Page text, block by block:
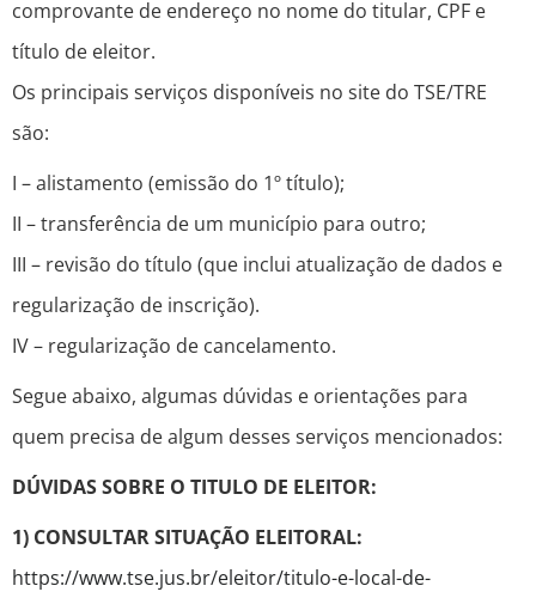
comprovante de endereço no nome do titular, CPF e
título de eleitor.
Os principais serviços disponíveis no site do TSE/TRE
são:
I – alistamento (emissão do 1º título);
II – transferência de um município para outro;
III – revisão do título (que inclui atualização de dados e
regularização de inscrição).
IV – regularização de cancelamento.
Segue abaixo, algumas dúvidas e orientações para
quem precisa de algum desses serviços mencionados:
DÚVIDAS SOBRE O TITULO DE ELEITOR:
1) CONSULTAR SITUAÇÃO ELEITORAL:
https://www.tse.jus.br/eleitor/titulo-e-local-de-